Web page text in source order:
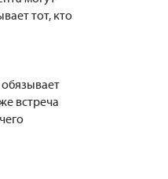
тот, кто
встреча